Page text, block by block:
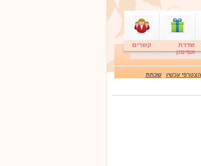
שדרת
אסימון
קשרים
הצטרפי עכשיו
שכחת